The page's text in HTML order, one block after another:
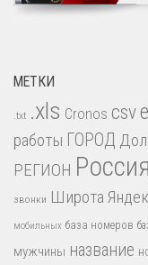
МЕТКИ
.txt .xls Cronos csv
работы ГОРОД
РЕГИОН Россия
звонки Широта
мобильных база номеров
мужчины название